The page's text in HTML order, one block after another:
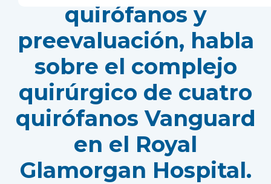
quirófanos y
preevaluación, habla
sobre el complejo
quirúrgico de cuatro
quirófanos Vanguard
en el Royal
Glamorgan Hospital.